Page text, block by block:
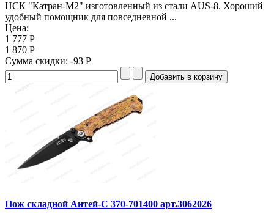
НСК "Катран-М2" изготовленный из стали AUS-8. Хороший
удобный помощник для повседневной ...
Цена:
1 777 Р
1 870 Р
Сумма скидки: -93 Р
Нож складной Антей-С 370-701400 арт.3062026